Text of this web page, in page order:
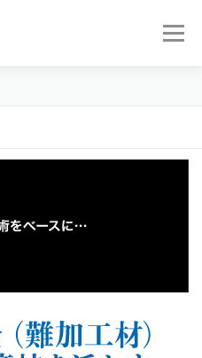
メニュー